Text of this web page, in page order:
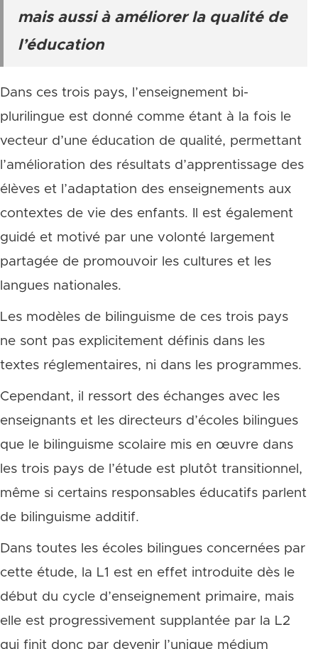
mais aussi à améliorer la qualité de
l’éducation
Dans ces trois pays, l’enseignement bi-
plurilingue est donné comme étant à la fois le
vecteur d’une éducation de qualité, permettant
l’amélioration des résultats d’apprentissage des
élèves et l’adaptation des enseignements aux
contextes de vie des enfants. Il est également
guidé et motivé par une volonté largement
partagée de promouvoir les cultures et les
langues nationales.
Les modèles de bilinguisme de ces trois pays
ne sont pas explicitement définis dans les
textes réglementaires, ni dans les programmes.
Cependant, il ressort des échanges avec les
enseignants et les directeurs d’écoles bilingues
que le bilinguisme scolaire mis en œuvre dans
les trois pays de l’étude est plutôt transitionnel,
même si certains responsables éducatifs parlent
de bilinguisme additif.
Dans toutes les écoles bilingues concernées par
cette étude, la L1 est en effet introduite dès le
début du cycle d’enseignement primaire, mais
elle est progressivement supplantée par la L2
qui finit donc par devenir l’unique médium